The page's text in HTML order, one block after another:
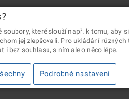
• Informace jsou poskytovány v souladu se
soubory, které slouží např. k tomu, aby
jej zlepšovali. Pro ukládání různých
bez souhlasu, s ním ale o něco lépe.
Podrobné nastavení